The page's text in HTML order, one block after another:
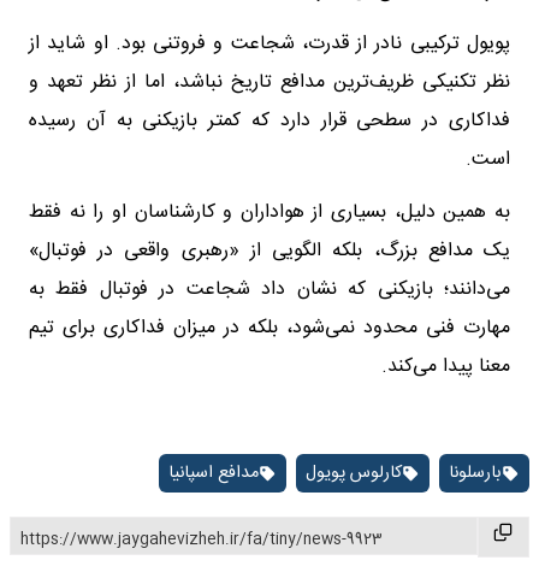
پویول ترکیبی نادر از قدرت، شجاعت و فروتنی بود. او شاید از
نظر تکنیکی ظریف‌ترین مدافع تاریخ نباشد، اما از نظر تعهد و
فداکاری در سطحی قرار دارد که کمتر بازیکنی به آن رسیده
است.
به همین دلیل، بسیاری از هواداران و کارشناسان او را نه فقط
یک مدافع بزرگ، بلکه الگویی از «رهبری واقعی در فوتبال»
می‌دانند؛ بازیکنی که نشان داد شجاعت در فوتبال فقط به
مهارت فنی محدود نمی‌شود، بلکه در میزان فداکاری برای تیم
معنا پیدا می‌کند.
بارسلونا کارلوس پویول مدافع اسپانیا
https://www.jaygahevizheh.ir/fa/tiny/news-9923